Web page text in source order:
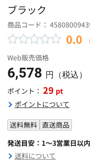
ブラック
商品コード：
0.0
Web販売価格
6,578 円（税込）
ポイント： 29 pt
ポイントについて
送料無料 直送商品
発送目安：1～3営業日以
送料について